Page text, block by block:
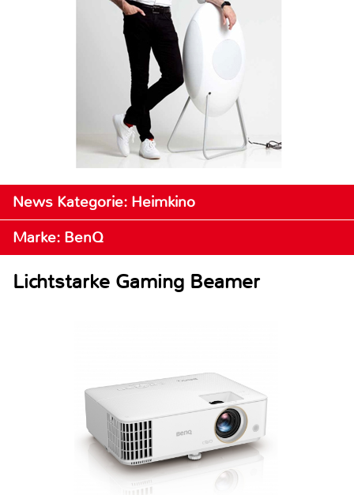
News Kategorie: Heimkino
Marke: BenQ
Lichtstarke Gaming Beamer